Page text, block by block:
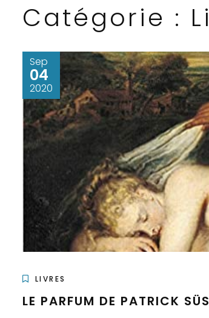
Catégorie :
Sep
04
2020
LIVRES
LE PARFUM DE PATRICK